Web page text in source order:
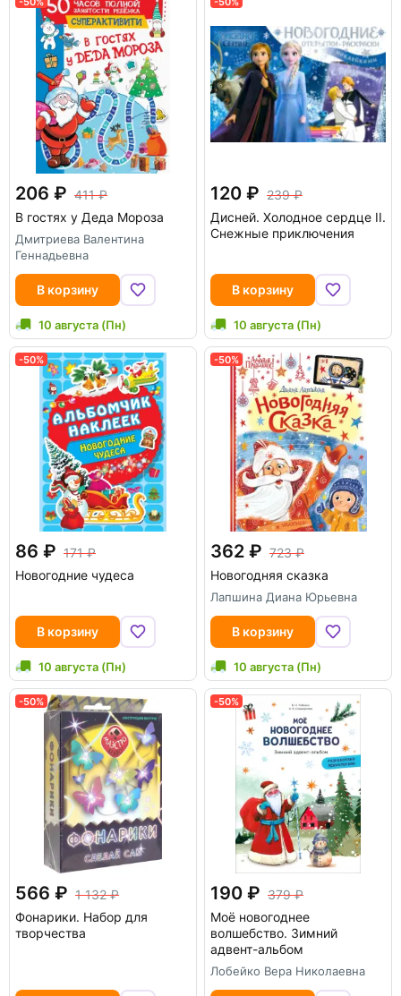
206
411
В гостях у Деда Мороза
Дмитриева Валентина
Геннадьевна
В корзину
10 августа (Пн)
120
239
Дисней. Холодное сердце II.
Снежные приключения
В корзину
10 августа (Пн)
-50%
86
171
Новогодние чудеса
В корзину
10 августа (Пн)
-50%
362
723
Новогодняя сказка
Лапшина Диана Юрьевна
В корзину
10 августа (Пн)
-50%
566
1 132
Фонарики. Набор для
творчества
-50%
190
379
Моё новогоднее
волшебство. Зимний
адвент-альбом
Лобейко Вера Николаевна